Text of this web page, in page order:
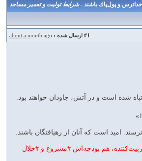
خداترس و پول‌پاك باشند -شرايط توليت و تعمير مساجد
#1 ارسال شده : about a month ago
شده است و در آتش، جاودان خواهند بود.
اميد است كه آنان از رهيافتگان باشند.
هم بودجه‌اش #مشروع و #حلال